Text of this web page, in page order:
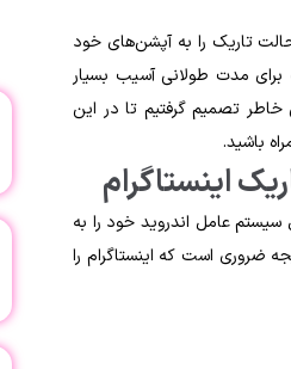
تاریک را به آپشن‌های خود
مدت طولانی آسیب بسیار
تصمیم گرفتیم تا در این
باشید.
اینستاگرام
سیستم عامل اندروید خود را به
ضروری است که اینستاگرام را